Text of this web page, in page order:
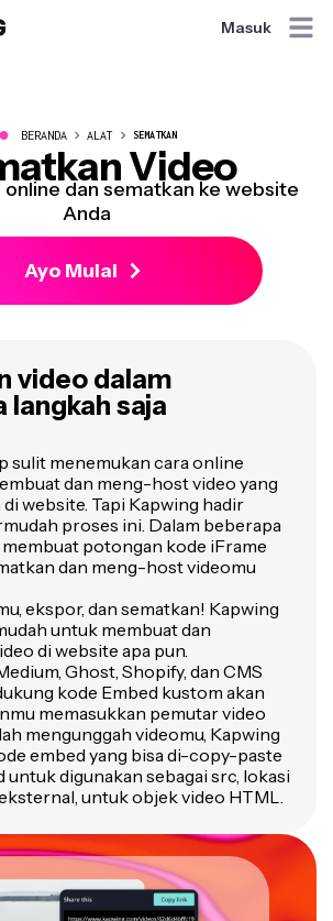
Masuk
● BERANDA ALAT SEMATKAN
Video
online dan sematkan ke website
Anda
Ayo Mulai
video dalam
langkah saja
sulit menemukan cara online
dan meng-host video yang
website. Tapi Kapwing hadir
proses ini. Dalam beberapa
membuat potongan kode iFrame
dan meng-host videomu
ekspor, dan sematkan! Kapwing
untuk membuat dan
di website apa pun.
Ghost, Shopify, dan CMS
kode Embed kustom akan
memasukkan pemutar video
mengunggah videomu, Kapwing
embed yang bisa di-copy-paste
untuk digunakan sebagai src, lokasi
untuk objek video HTML.